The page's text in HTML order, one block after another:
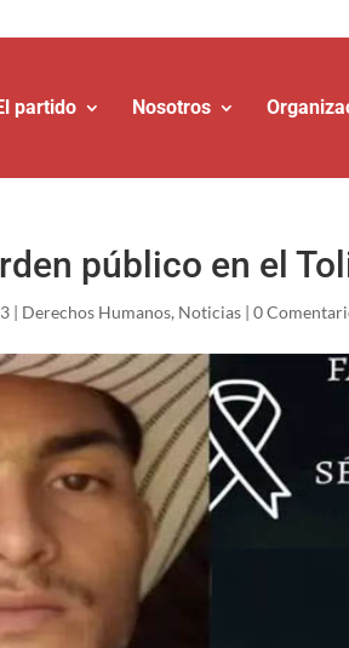
partido Nosotros
público en el
| Derechos Humanos, Noticias |0